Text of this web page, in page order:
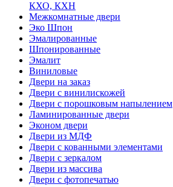
КХО, КХН
Межкомнатные двери
Эко Шпон
Эмалированные
Шпонированные
Эмалит
Виниловые
Двери на заказ
Двери с винилискожей
Двери с порошковым напылением
Ламинированные двери
Эконом двери
Двери из МДФ
Двери с кованными элементами
Двери с зеркалом
Двери из массива
Двери с фотопечатью